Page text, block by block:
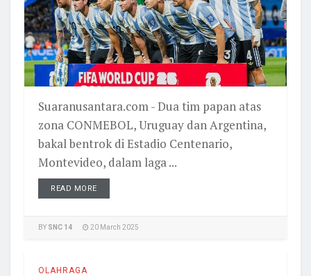
Suaranusantara.com - Dua tim papan atas
zona CONMEBOL, Uruguay dan Argentina,
bakal bentrok di Estadio Centenario,
Montevideo, dalam laga ...
READ MORE
BY SNC 14 20 March 2025
OLAHRAGA